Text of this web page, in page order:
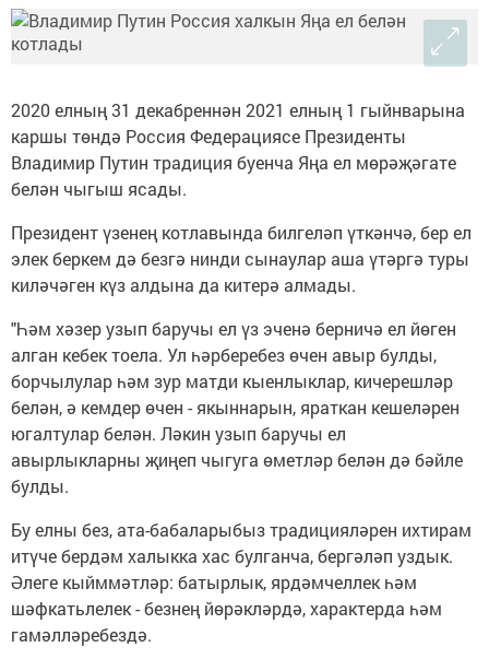
2020 елның 31 декабреннән 2021 елның 1 гыйнварына
каршы төндә Россия Федерациясе Президенты
Владимир Путин традиция буенча Яңа ел мөрәҗәгате
белән чыгыш ясады.
Президент үзенең котлавында билгеләп үткәнчә, бер ел
элек беркем дә безгә нинди сынаулар аша үтәргә туры
киләчәген күз алдына да китерә алмады.
"Һәм хәзер узып баручы ел үз эченә берничә ел йөген
алган кебек тоела. Ул һәрберебез өчен авыр булды,
борчылулар һәм зур матди кыенлыклар, кичерешләр
белән, ә кемдер өчен - якыннарын, яраткан кешеләрен
югалтулар белән. Ләкин узып баручы ел
авырлыкларны җиңеп чыгуга өметләр белән дә бәйле
булды.
Бу елны без, ата-бабаларыбыз традицияләрен ихтирам
итүче бердәм халыкка хас булганча, бергәләп уздык.
Әлеге кыйммәтләр: батырлык, ярдәмчеллек һәм
шәфкатьлелек - безнең йөрәкләрдә, характерда һәм
гамәлләребездә.